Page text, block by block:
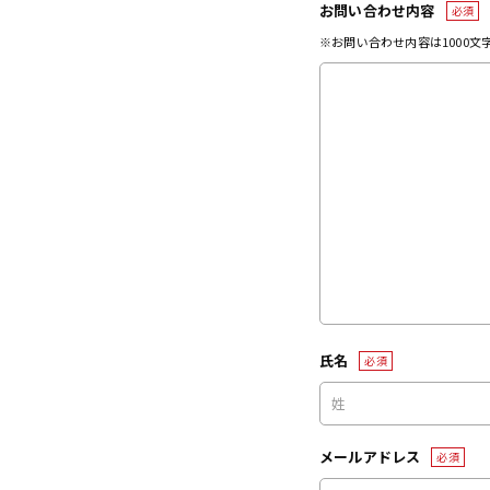
お問い合わせ内容 必須
※お問い合わせ内容は1000文
氏名 必須
メールアドレス 必須